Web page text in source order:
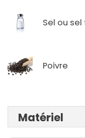
Sel ou sel
Poivre
Matériel